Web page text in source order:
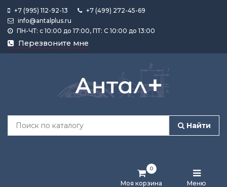
+7 (995) 112-92-13
+7 (499) 272-45-69
info@antalplus.ru
ПН-ЧТ: с 10:00 до 17:00, ПТ: С 10:00 до 13:00
Перезвоните мне
Найти
Моя корзина
0
Меню
Каталог
продукции
Лента